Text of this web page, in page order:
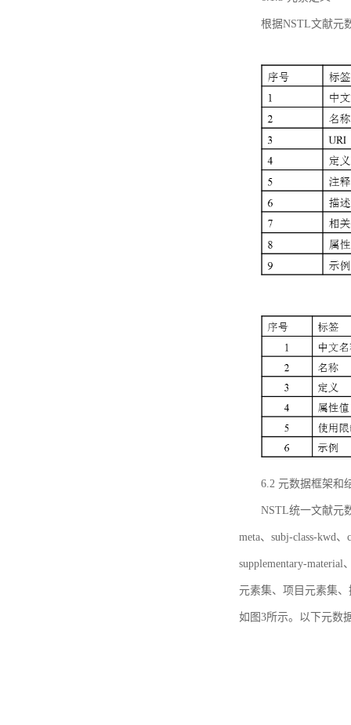
根据NSTL文献元
6.2 元数据框架和
NSTL统一文献元
meta、subj-class-kwd
supplementary-
元素集、项目元素集
如图3所示。以下元数